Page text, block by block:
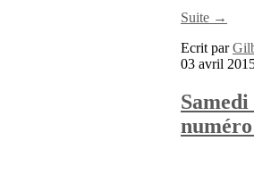
Suite →
Ecrit par
03 avril